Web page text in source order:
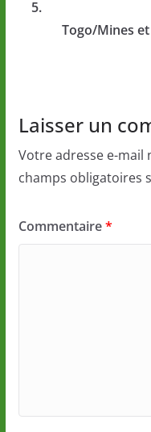
5.
Togo/Mines
Laisser un
Votre adresse e-mail
champs obligatoires
Commentaire*